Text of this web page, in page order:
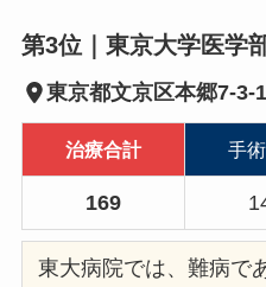
第3位｜東京大学医学
東京都文京区本郷7-3-1
治療合計 手
169
東大病院では、難病で